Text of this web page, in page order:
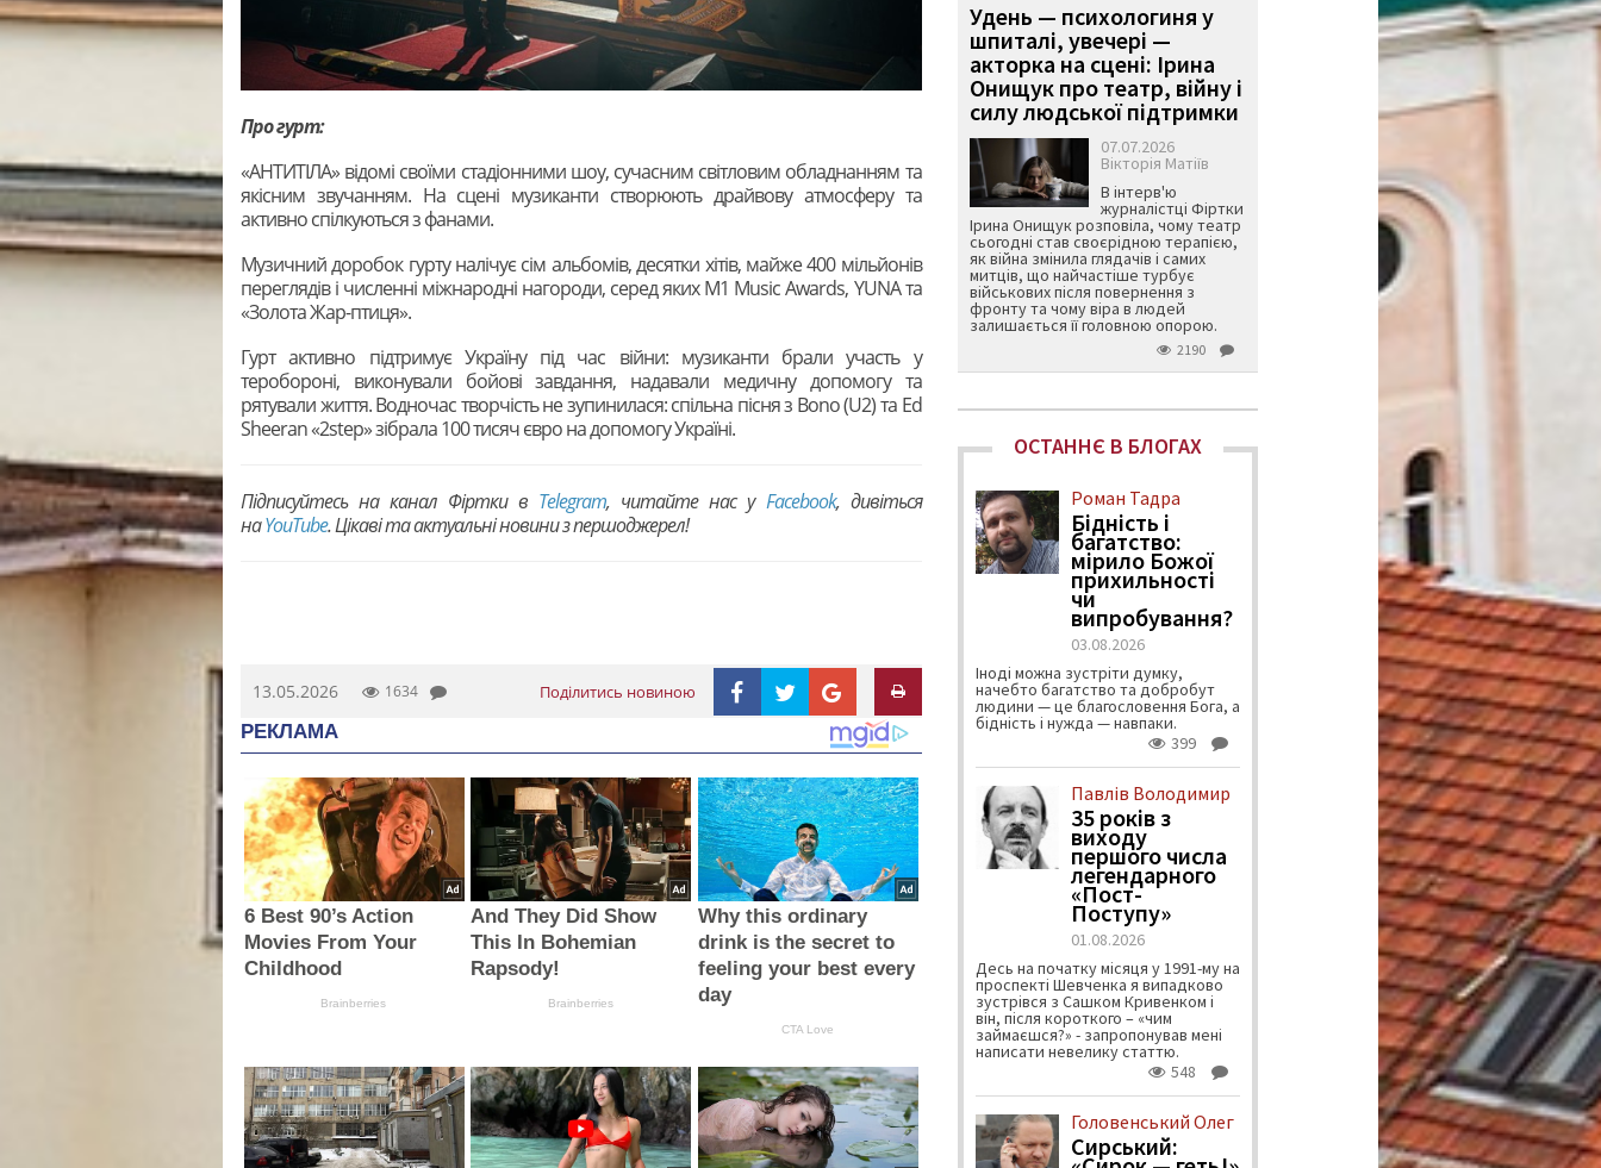
Про гурт:
«АНТИТІЛА» відомі своїми стадіонними шоу, сучасним світловим обладнанням та
якісним звучанням. На сцені музиканти створюють драйвову атмосферу та
активно спілкуються з фанами.
Музичний доробок гурту налічує сім альбомів, десятки хітів, майже 400 мільйонів
переглядів і численні міжнародні нагороди, серед яких M1 Music Awards, YUNA та
«Золота Жар-птиця».
Гурт активно підтримує Україну під час війни: музиканти брали участь у
теробороні, виконували бойові завдання, надавали медичну допомогу та
рятували життя. Водночас творчість не зупинилася: спільна пісня з Bono (U2) та Ed
Sheeran «2step» зібрала 100 тисяч євро на допомогу Україні.
Підписуйтесь на канал Фіртки в Telegram, читайте нас у Facebook, дивіться
наYouTubе. Цікаві та актуальні новини з першоджерел!
13.05.2026 1634 Поділитись новиною
РЕКЛАМА
6 Best 90’s Action
Movies From Your
Childhood
Brainberries
And They Did Show
This In Bohemian
Rapsody!
Brainberries
Why this ordinary
drink is the secret to
feeling your best every
day
CTA Love
Удень — психологиня у
шпиталі, увечері —
акторка на сцені: Ірина
Онищук про театр, війну і
силу людської підтримки
07.07.2026
Вікторія Матіїв
В інтерв'ю
журналістці Фіртки
Ірина Онищук розповіла, чому театр
сьогодні став своєрідною терапією,
як війна змінила глядачів і самих
митців, що найчастіше турбує
військових після повернення з
фронту та чому віра в людей
залишається її головною опорою.
2190
ОСТАННЄ В БЛОГАХ
Роман Тадра
Бідність і
багатство:
мірило Божої
прихильності
чи
випробування?
03.08.2026
Іноді можна зустріти думку,
начебто багатство та добробут
людини — це благословення Бога, а
бідність і нужда — навпаки.
399
Павлів Володимир
35 років з
виходу
першого числа
легендарного
«Пост-
Поступу»
01.08.2026
Десь на початку місяця у 1991-му на
проспекті Шевченка я випадково
зустрівся з Сашком Кривенком і
він, після короткого – «чим
займаєшся?» - запропонував мені
написати невелику статтю.
548
Головенський Олег
Сирський: